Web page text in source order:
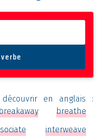
en anglais :
breathe
interweave